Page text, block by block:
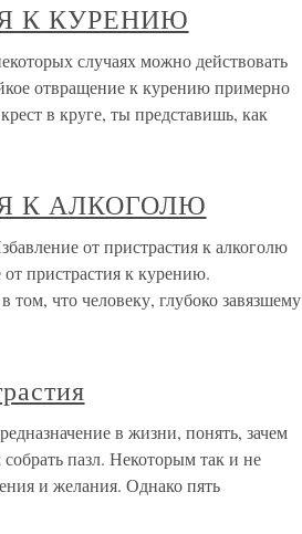
К КУРЕНИЮ
случаях можно действовать
отвращение к курению примерно
в круге, ты представишь, как
К АЛКОГОЛЮ
от пристрастия к алкоголю
пристрастия к курению.
том, что человеку, глубоко завязшему
в жизни, понять, зачем
пазл. Некоторым так и не
и желания. Однако пять